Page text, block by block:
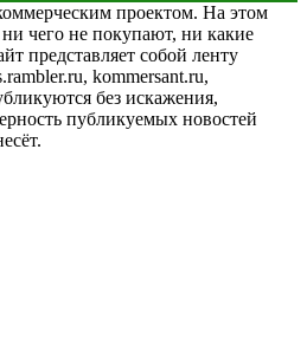
проектом. На этом
чего не покупают, ни какие
представляет собой ленту
kommersant.ru,
без искажения,
публикуемых новостей